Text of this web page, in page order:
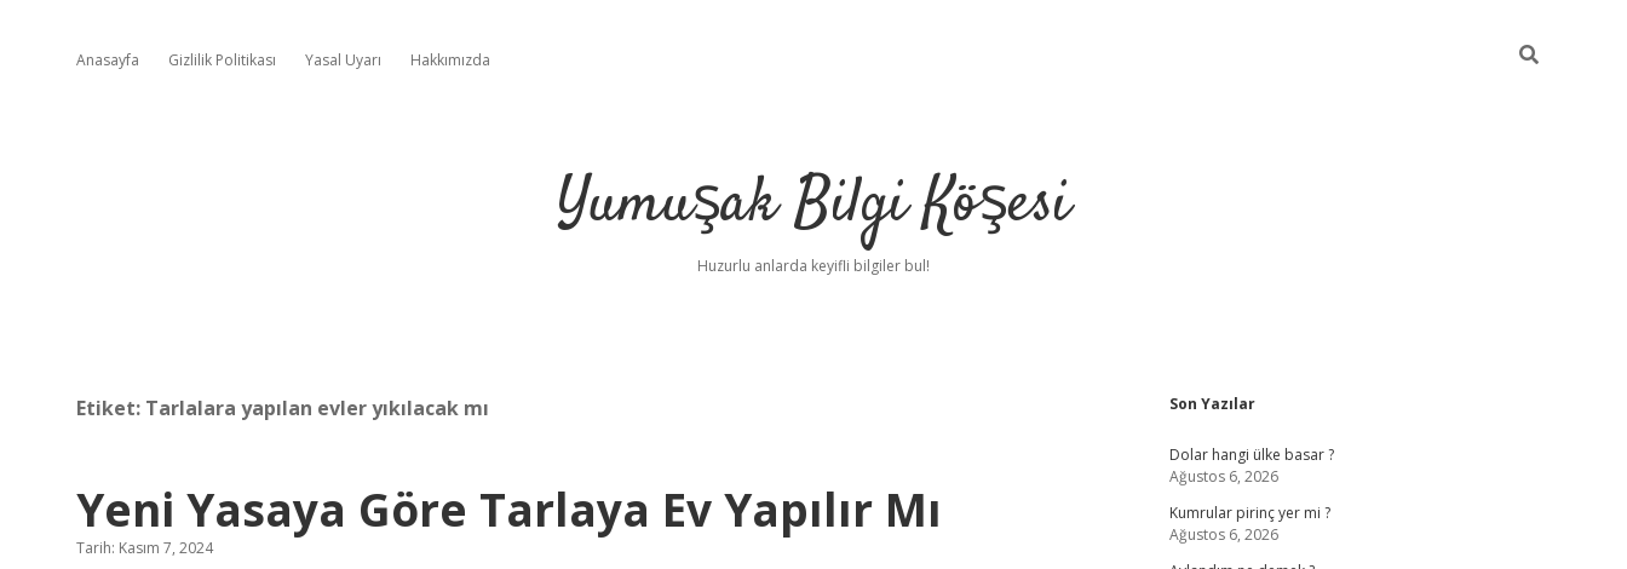
Anasayfa Gizlilik Politikası Yasal Uyarı Hakkımızda
Yumuşak Bilgi Köşesi
Huzurlu anlarda keyifli bilgiler bul!
Etiket: Tarlalara yapılan evler yıkılacak mı
Yeni Yasaya Göre Tarlaya Ev Yapılır Mı
Tarih: Kasım 7, 2024
Sidebar
Son Yazılar
Dolar hangi ülke basar ?
Ağustos 6, 2026
Kumrular pirinç yer mi ?
Ağustos 6, 2026